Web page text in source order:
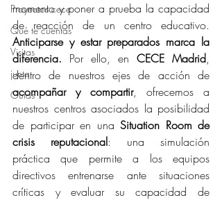
Proyectos cece
Qué te cuentas
Visitas
junta
Guías
momento y poner a prueba la capacidad
Anticiparse y estar preparados marca la
diferencia. Por ello, en CECE Madrid,
acompañar y compartir, ofrecemos a
nuestros centros asociados la posibilidad
de participar en una Situation Room de
crisis reputacional: una simulación
práctica que permite a los equipos
directivos entrenarse ante situaciones
críticas y evaluar su capacidad de